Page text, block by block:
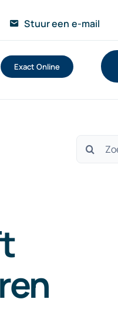
Stuur een e-mail
Exact Online
Zoeken